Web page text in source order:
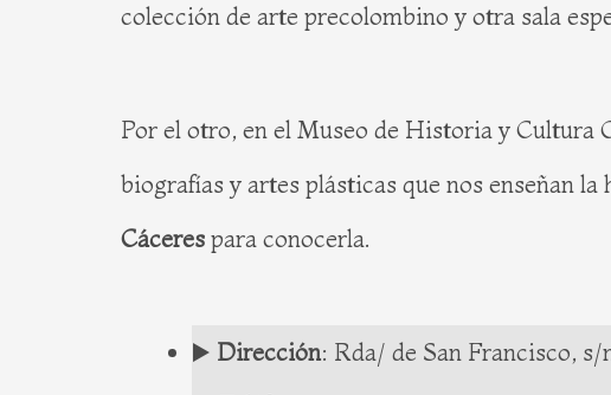
colección de arte precolombino y otra sala
Por el otro, en el Museo de Historia y Cultura
biografías y artes plásticas que nos enseñan
Cáceres para conocerla.
▶️ Dirección: Rda/ de San Francisco, s/